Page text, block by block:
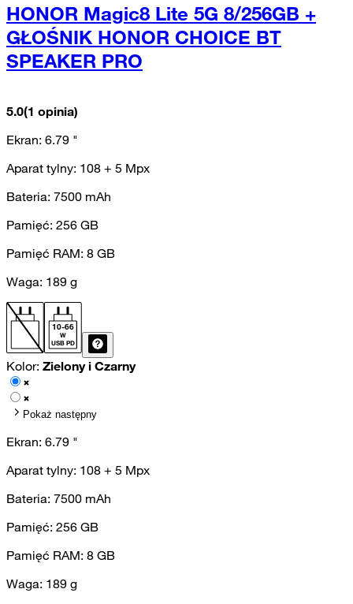
HONOR Magic8 Lite 5G 8/256GB +
GŁOŚNIK HONOR CHOICE BT
SPEAKER PRO
5.0(1 opinia)
Ekran: 6.79 "
Aparat tylny: 108 + 5 Mpx
Bateria: 7500 mAh
Pamięć: 256 GB
Pamięć RAM: 8 GB
Waga: 189 g
10-66
W
USB PD
Kolor: Zielony i Czarny
Pokaż następny
Ekran: 6.79 "
Aparat tylny: 108 + 5 Mpx
Bateria: 7500 mAh
Pamięć: 256 GB
Pamięć RAM: 8 GB
Waga: 189 g